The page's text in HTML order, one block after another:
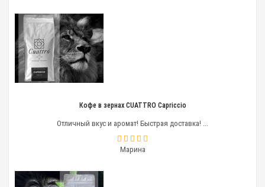
Кофе в зернах CUATTRO Capriccio
Отличный вкус и аромат! Быстрая доставка! ...
Марина